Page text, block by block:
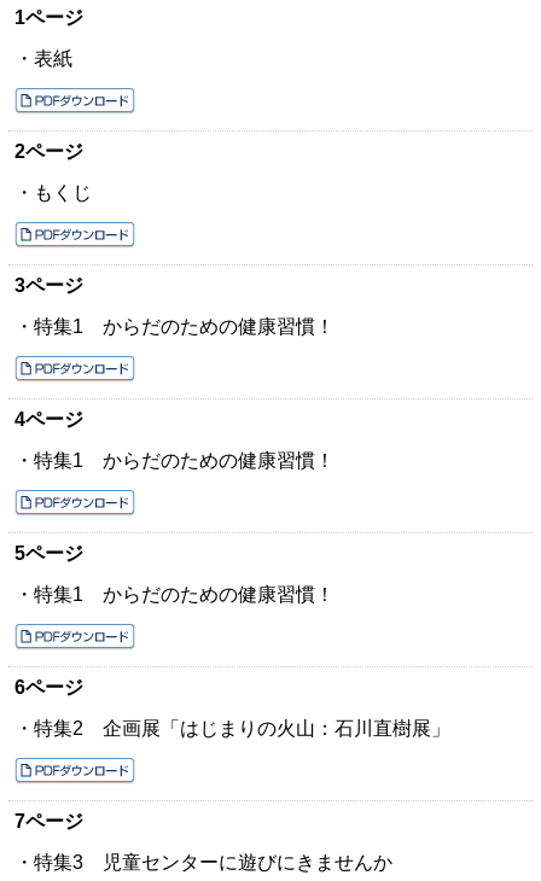
1ページ
・表紙
2ページ
・もくじ
3ページ
・特集1 からだのための健康習慣！
4ページ
・特集1 からだのための健康習慣！
5ページ
・特集1 からだのための健康習慣！
6ページ
・特集2 企画展「はじまりの火山：石川直樹展」
7ページ
・特集3 児童センターに遊びにきませんか